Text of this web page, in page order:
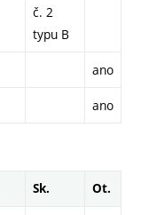
č. 2
typu B
ano
ano
Sk. Ot.